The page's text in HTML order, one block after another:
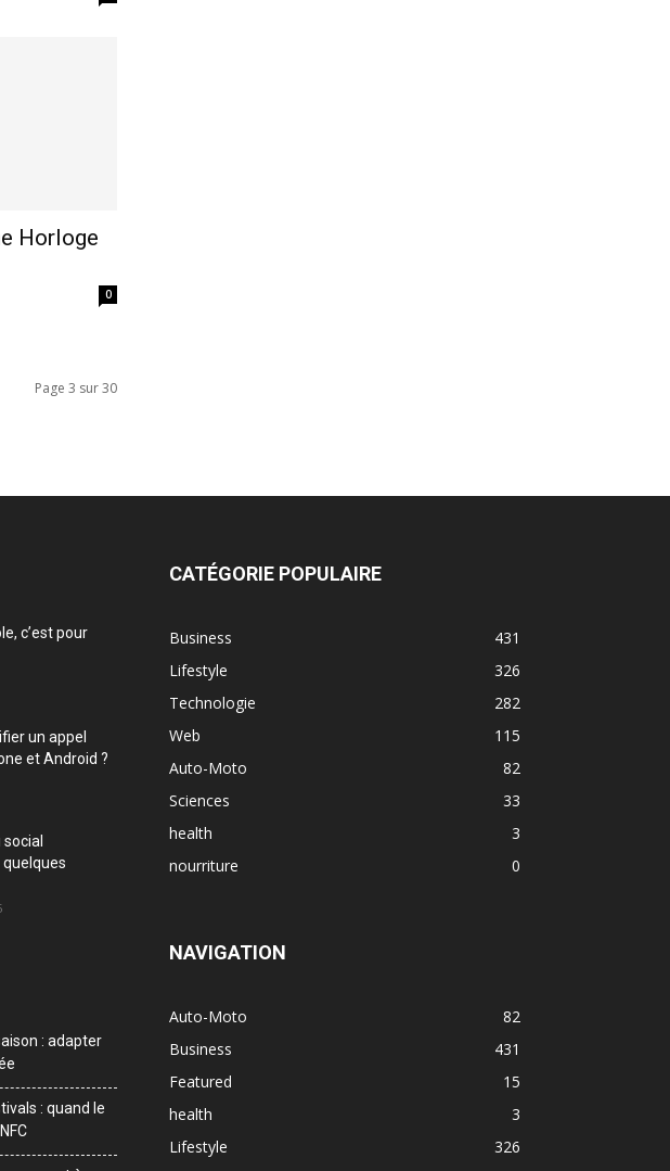
Horloge
0
Page 3 sur 30
c’est pour
un appel
et Android ?
: adapter
: quand le
CATÉGORIE POPULAIRE
Business
431
Lifestyle
326
Technologie
282
Web
115
Auto-Moto
82
Sciences
33
health
3
nourriture
0
NAVIGATION
Auto-Moto
82
Business
431
Featured
15
health
3
Lifestyle
326